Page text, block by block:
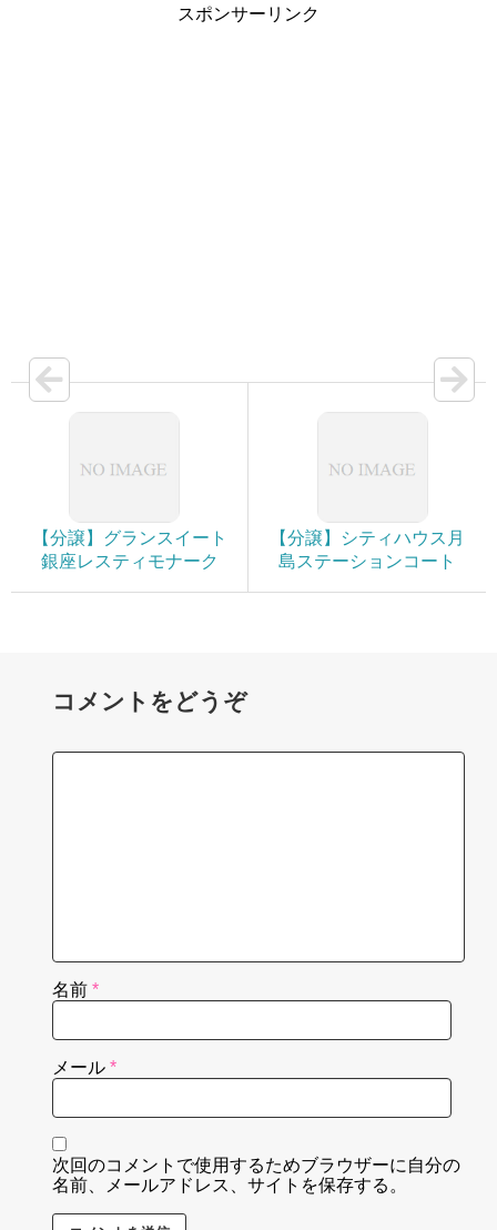
スポンサーリンク
【分譲】グランスイート
銀座レスティモナーク
【分譲】シティハウス月
島ステーションコート
コメントをどうぞ
名前 *
メール *
次回のコメントで使用するためブラウザーに自分の
名前、メールアドレス、サイトを保存する。